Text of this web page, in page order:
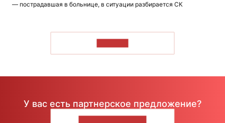
— пострадавшая в больнице, в ситуации разбирается СК
У вас есть партнерское предложение?